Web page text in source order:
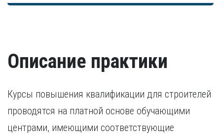
Должностная инструкция по месту текущего
достаточно заверенной копии диплома. В остальных
квалификации в течение последних пяти лет. В случае,
если повышение квалификации проходило за пределами
России, требуется копия свидетельства о признании
Согласие на обработку персональных данных
Описание практики
Курсы повышения квалификации для строителей
проводятся на платной основе обучающими
центрами, имеющими соответствующие